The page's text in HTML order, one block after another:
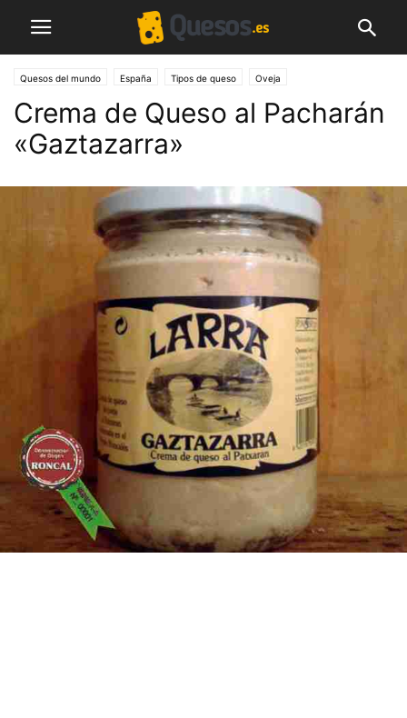
Quesos del mundo España Tipos de queso Oveja
Crema de Queso al Pacharán
«Gaztazarra»